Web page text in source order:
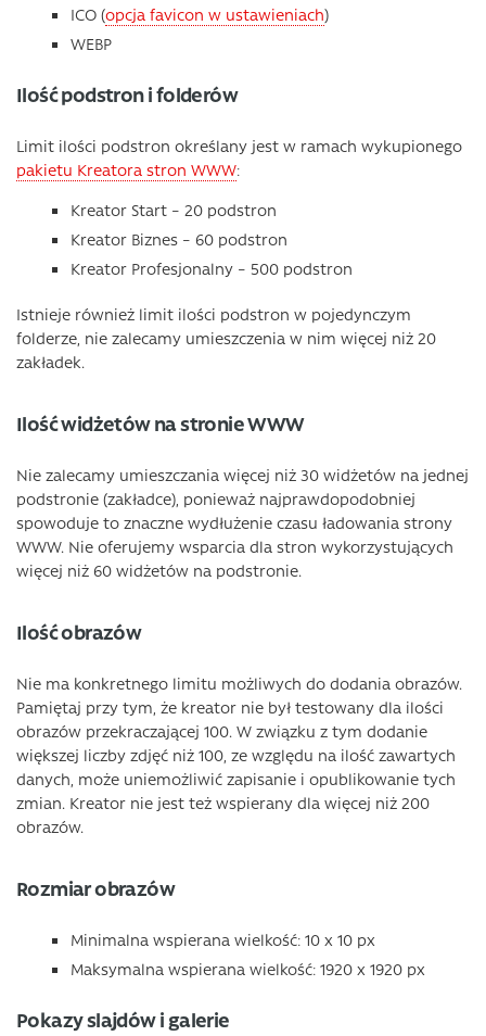
ICO (opcja favicon w ustawieniach)
WEBP
Ilość podstron i folderów
Limit ilości podstron określany jest w ramach wykupionego
pakietu Kreatora stron WWW:
Kreator Start – 20 podstron
Kreator Biznes – 60 podstron
Kreator Profesjonalny – 500 podstron
Istnieje również limit ilości podstron w pojedynczym
folderze, nie zalecamy umieszczenia w nim więcej niż 20
zakładek.
Ilość widżetów na stronie WWW
Nie zalecamy umieszczania więcej niż 30 widżetów na jednej
podstronie (zakładce), ponieważ najprawdopodobniej
spowoduje to znaczne wydłużenie czasu ładowania strony
WWW. Nie oferujemy wsparcia dla stron wykorzystujących
więcej niż 60 widżetów na podstronie.
Ilość obrazów
Nie ma konkretnego limitu możliwych do dodania obrazów.
Pamiętaj przy tym, że kreator nie był testowany dla ilości
obrazów przekraczającej 100. W związku z tym dodanie
większej liczby zdjęć niż 100, ze względu na ilość zawartych
danych, może uniemożliwić zapisanie i opublikowanie tych
zmian. Kreator nie jest też wspierany dla więcej niż 200
obrazów.
Rozmiar obrazów
Minimalna wspierana wielkość: 10 x 10 px
Maksymalna wspierana wielkość: 1920 x 1920 px
Pokazy slajdów i galerie